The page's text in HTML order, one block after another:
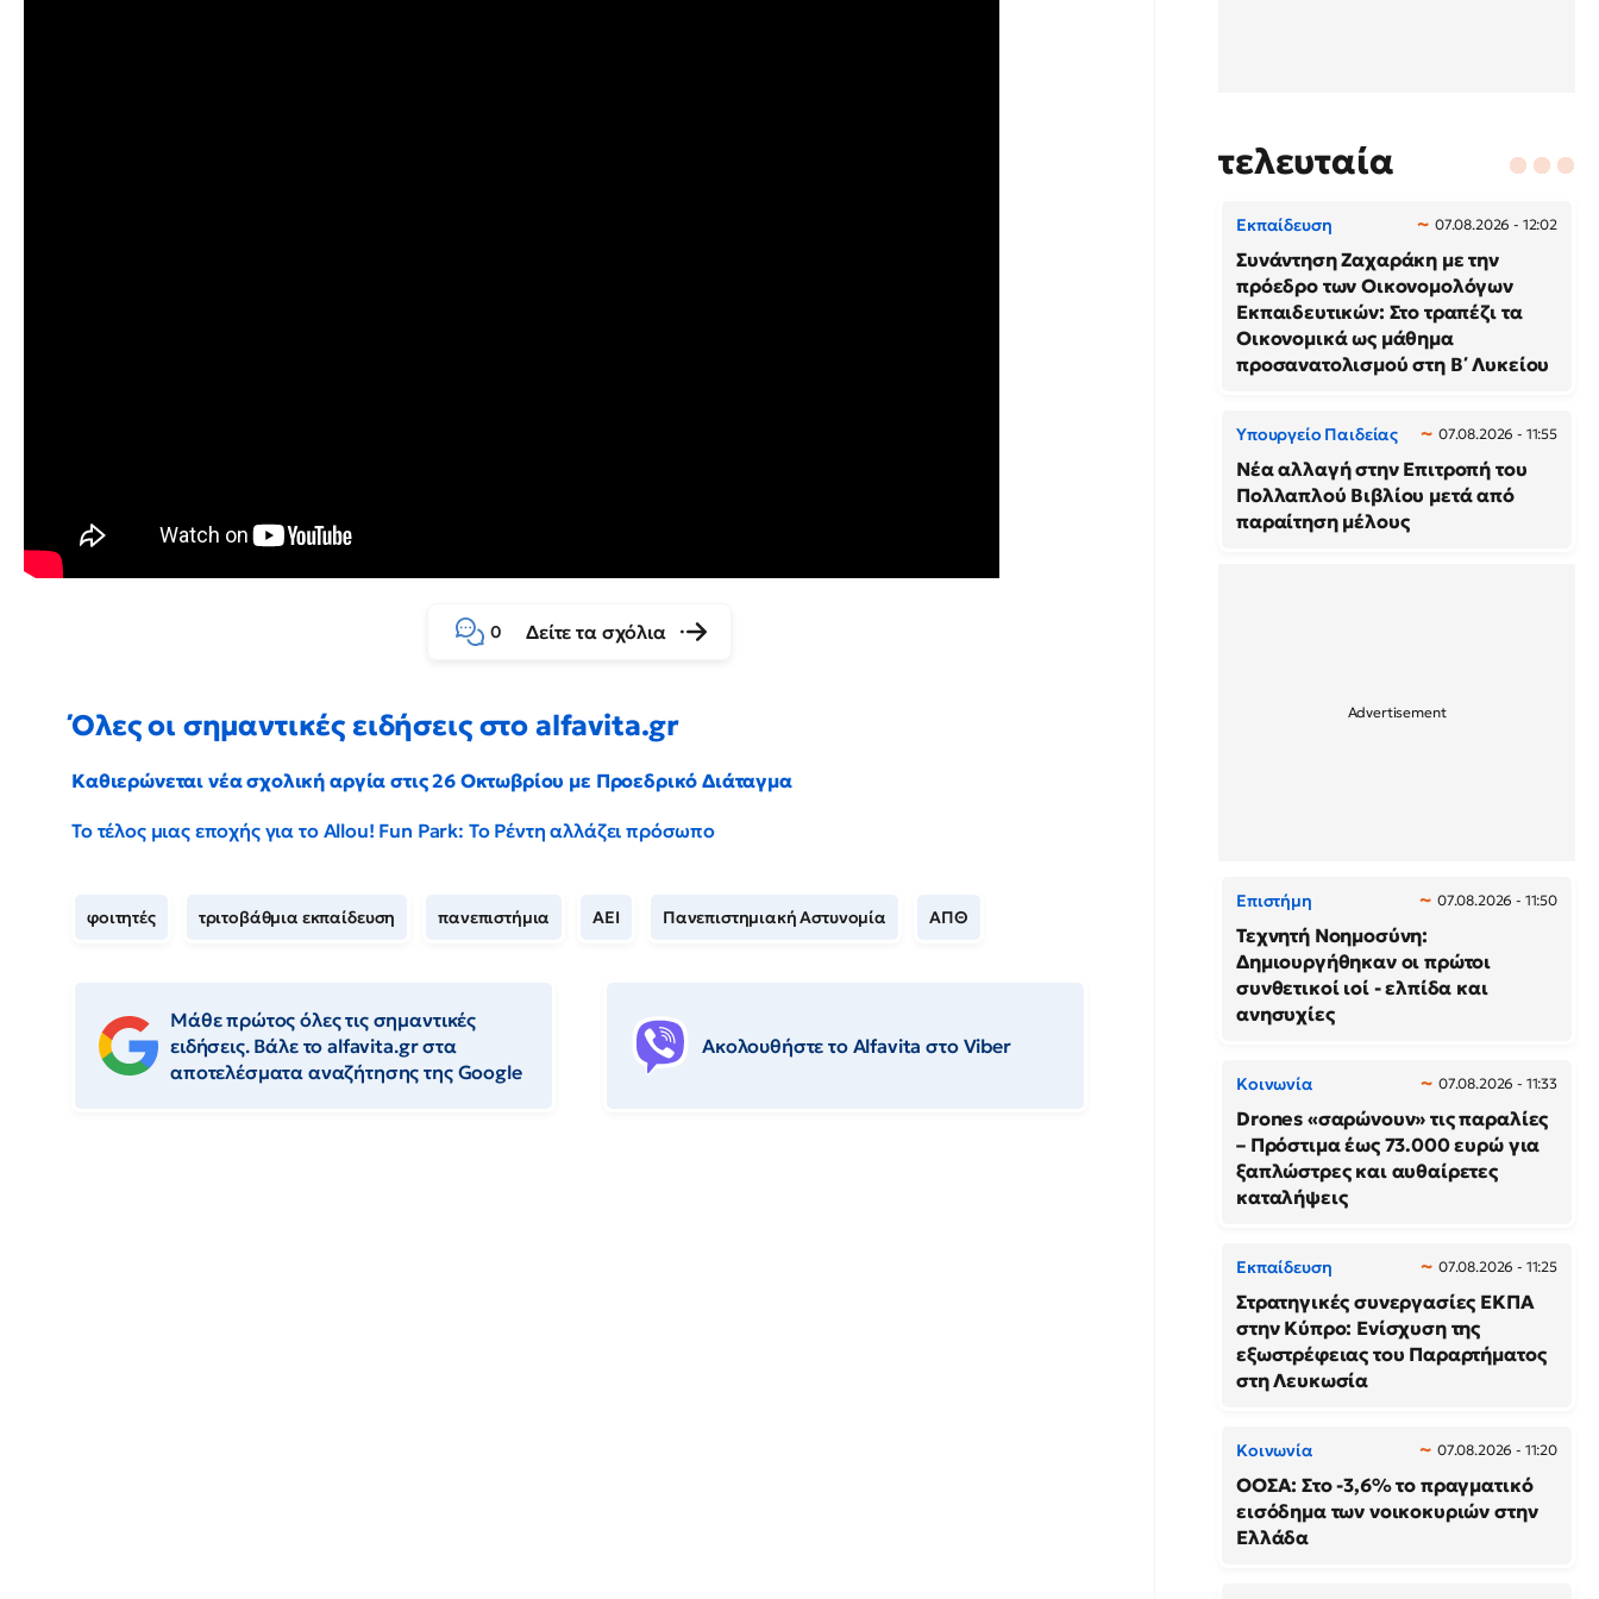
0 Δείτε τα σχόλια
Όλες οι σημαντικές ειδήσεις στο alfavita.gr
Καθιερώνεται νέα σχολική αργία στις 26 Οκτωβρίου με Προεδρικό Διάταγμα
Το τέλος μιας εποχής για το Allou! Fun Park: Το Ρέντη αλλάζει πρόσωπο
φοιτητές τριτοβάθμια εκπαίδευση πανεπιστήμια ΑΕΙ Πανεπιστημιακή Αστυνομία ΑΠΘ
Μάθε πρώτος όλες τις σημαντικές
ειδήσεις. Βάλε το alfavita.gr στα
αποτελέσματα αναζήτησης της Google
Ακολουθήστε το Αlfavita στο Viber
τελευταία
Εκπαίδευση 07.08.2026 - 12:02
Συνάντηση Ζαχαράκη με την
πρόεδρο των Οικονομολόγων
Εκπαιδευτικών: Στο τραπέζι τα
Οικονομικά ως μάθημα
προσανατολισμού στη Β΄ Λυκείου
Υπουργείο Παιδείας 07.08.2026 - 11:55
Νέα αλλαγή στην Επιτροπή του
Πολλαπλού Βιβλίου μετά από
παραίτηση μέλους
Επιστήμη 07.08.2026 - 11:50
Τεχνητή Νοημοσύνη:
Δημιουργήθηκαν οι πρώτοι
συνθετικοί ιοί - ελπίδα και
ανησυχίες
Κοινωνία 07.08.2026 - 11:33
Drones «σαρώνουν» τις παραλίες
– Πρόστιμα έως 73.000 ευρώ για
ξαπλώστρες και αυθαίρετες
καταλήψεις
Εκπαίδευση 07.08.2026 - 11:25
Στρατηγικές συνεργασίες ΕΚΠΑ
στην Κύπρο: Ενίσχυση της
εξωστρέφειας του Παραρτήματος
στη Λευκωσία
Κοινωνία 07.08.2026 - 11:20
ΟΟΣΑ: Στο -3,6% το πραγματικό
εισόδημα των νοικοκυριών στην
Ελλάδα